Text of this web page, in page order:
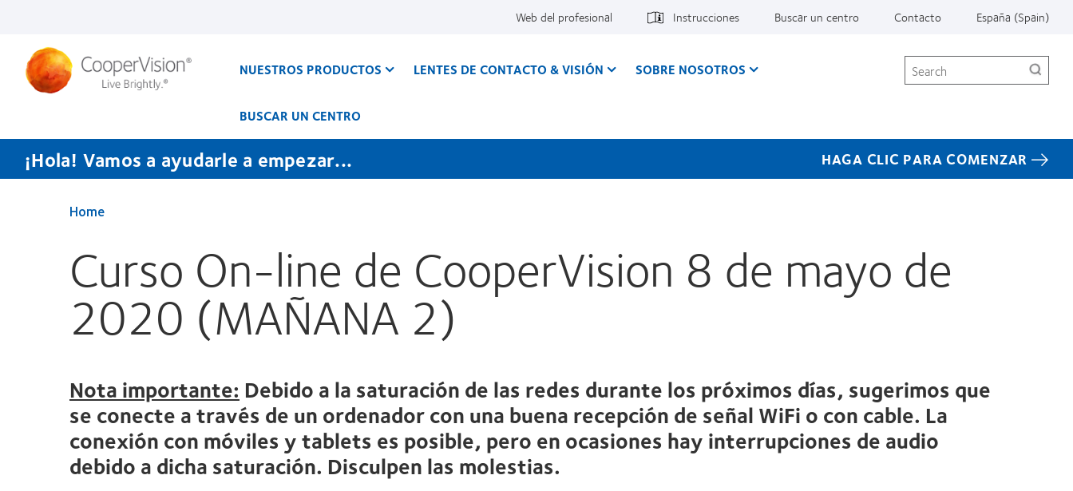
principal
Web del profesional Instrucciones Buscar un centro Contacto España (Spain)
NUESTROS PRODUCTOS LENTES DE CONTACTO & VISIÓN SOBRE NOSOTROS
BUSCAR UN CENTRO
Search
¡Hola! Vamos a ayudarle a empezar... HAGA CLIC PARA COMENZAR
Home
Curso On-line de CooperVision 8 de mayo de
2020 (MAÑANA 2)
Nota importante: Debido a la saturación de las redes durante los próximos días, sugerimos que
se conecte a través de un ordenador con una buena recepción de señal WiFi o con cable. La
conexión con móviles y tablets es posible, pero en ocasiones hay interrupciones de audio
debido a dicha saturación. Disculpen las molestias.